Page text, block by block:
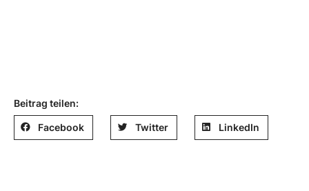
Beitrag teilen:
Facebook Twitter LinkedIn